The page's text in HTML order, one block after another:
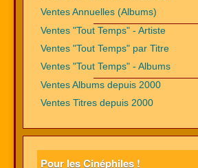
Ventes Annuelles (Albums)
Ventes "Tout Temps" - Artiste
Ventes "Tout Temps" par Titre
Ventes "Tout Temps" - Albums
Ventes Albums depuis 2000
Ventes Titres depuis 2000
Pour les Cinéphiles !